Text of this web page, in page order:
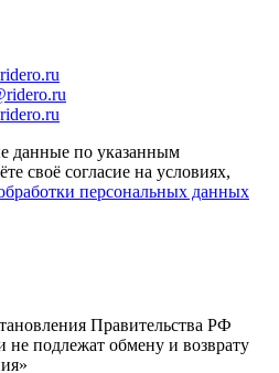
данные по указанным
своё согласие на условиях,
персональных данных
Правительства РФ
не подлежат обмену и возврату